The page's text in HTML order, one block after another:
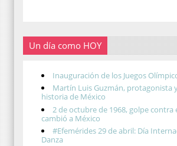
Un día como HOY
Inauguración de los Juegos
Martín Luis Guzmán, protagonista
historia de México
2 de octubre de 1968, golpe contra
cambió a México
#Efemérides 29 de abril: Día
Danza